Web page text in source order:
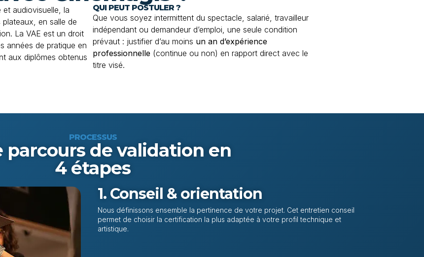
et audiovisuelle, la
plateaux, en salle de
La VAE est un droit
années de pratique en
aux diplômes obtenus
QUI PEUT POSTULER ?
Que vous soyez intermittent du spectacle, salarié, travailleur
indépendant ou demandeur d’emploi, une seule condition
prévaut : justifier d’au moins un an d’expérience
professionnelle(continue ou non) en rapport direct avec le
titre visé.
PROCESSUS
parcours de validation en
4 étapes
1. Conseil & orientation
Nous définissons ensemble la pertinence de votre projet. Cet entretien conseil
permet de choisir la certification la plus adaptée à votre profil technique et
artistique.